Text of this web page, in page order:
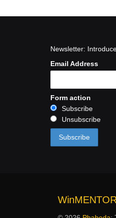
Newsletter:
Email Address
Form action
Subscribe
Unsubscribe
WinMENTOR